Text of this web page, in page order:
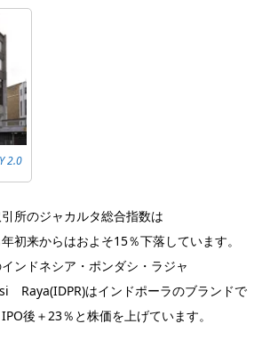
2.0
所のジャカルタ総合指数は
初来からはおよそ15％下落しています。
ンドネシア・ポンダシ・ラジャ
はインドポーラのブランドで
後＋23％と株価を上げています。